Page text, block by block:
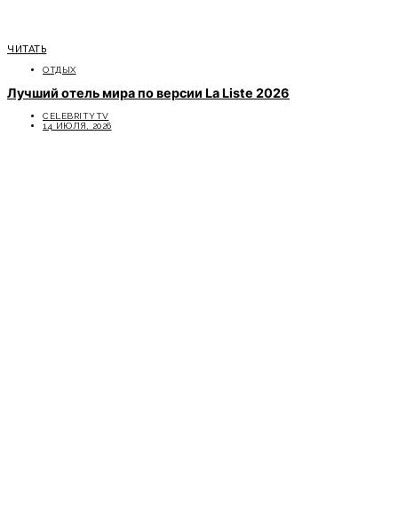
ЧИТАТЬ
ОТДЫХ
Лучший отель мира по версии La Liste 2026
CELEBRITYTV
14 ИЮЛЯ, 2026